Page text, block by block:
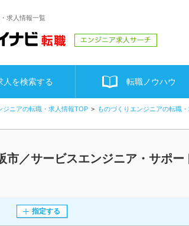
求人情報一覧
人を検索する 転職ノウハウ
ジニアの転職・求人情報TOP ものづくりエンジニアの転職
市／サービスエンジニア・サポ
指定する